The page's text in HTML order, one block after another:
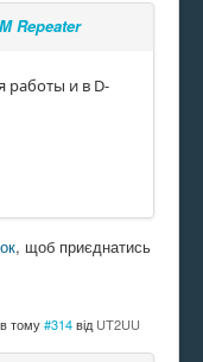
Repeater
работы и в D-
, щоб приєднатись
тому #314 від UT2UU